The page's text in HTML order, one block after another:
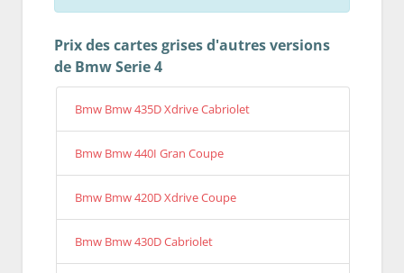
Prix des cartes grises d'autres versions
de Bmw Serie 4
Bmw Bmw 435D Xdrive Cabriolet
Bmw Bmw 440I Gran Coupe
Bmw Bmw 420D Xdrive Coupe
Bmw Bmw 430D Cabriolet